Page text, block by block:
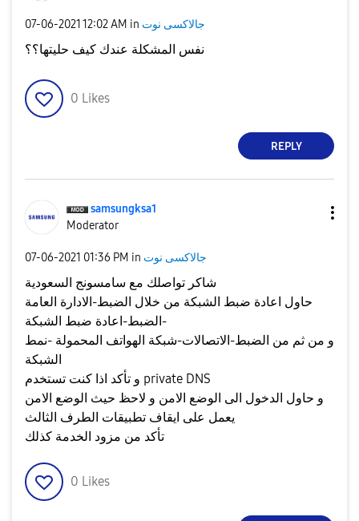
‎07-06-2021 12:02 AM in جالاكسى نوت
نفس المشكلة عندك كيف حليتها؟؟
0 Likes
REPLY
samsungksa1
Moderator
‎07-06-2021 01:36 PM in جالاكسى نوت
شاكر تواصلك مع سامسونج السعودية
حاول اعادة ضبط الشبكة من خلال الضبط-الادارة العامة
-الضبط-اعادة ضبط الشبكة
و من ثم من الضبط-الاتصالات-شبكة الهواتف المحمولة -نمط
الشبكة
و تأكد اذا كنت تستخدم private DNS
و حاول الدخول الى الوضع الامن و لاحظ حيث الوضع الامن
يعمل على ايقاف تطبيقات الطرف الثالث
تأكد من مزود الخدمة كذلك
0 Likes